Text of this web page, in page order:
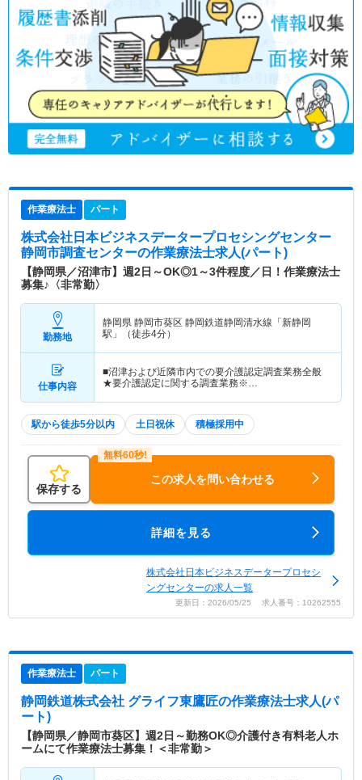
作業療法士 パート
株式会社日本ビジネスデータープロセシングセンター
静岡市調査センターの作業療法士求人(パート)
【静岡県／沼津市】週2日～OK◎1～3件程度／日！作業療法士
募集♪〈非常勤〉
勤務地
静岡県 静岡市葵区 静岡鉄道静岡清水線「新静岡
駅」（徒歩4分）
仕事内容
■沼津および近隣市内での要介護認定調査業務全般
★要介護認定に関する調査業務※…
駅から徒歩5分以内 土日祝休 積極採用中
保存する
この求人を問い合わせる
詳細を見る
株式会社日本ビジネスデータープロセシ
ングセンターの求人一覧
更新日：2026/05/25 求人番号：10262555
作業療法士 パート
静岡鉄道株式会社 グライフ東鷹匠の作業療法士求人(パ
ート)
【静岡県／静岡市葵区】週2日～勤務OK◎介護付き有料老人ホ
ームにて作業療法士募集！＜非常勤＞